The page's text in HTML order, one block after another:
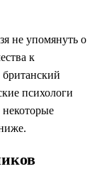
не упомянуть о
к
психологи